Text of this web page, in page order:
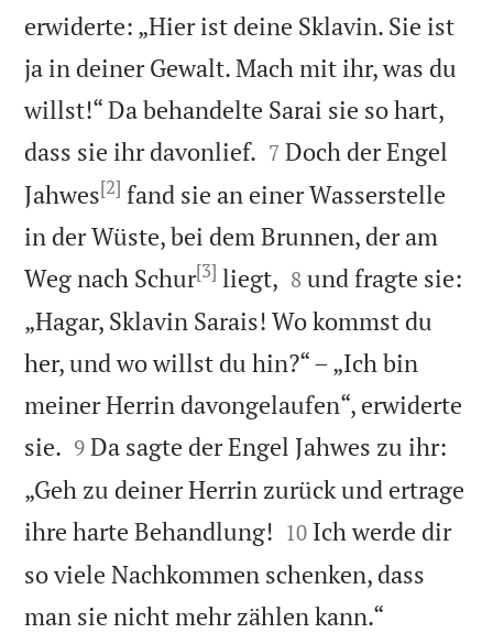
erwiderte: „Hier ist deine Sklavin. Sie ist
ja in deiner Gewalt. Mach mit ihr, was du
willst!“ Da behandelte Sarai sie so hart,
dass sie ihr davonlief. 

7 Doch der Engel
Jahwes[2] fand sie an einer Wasserstelle
in der Wüste, bei dem Brunnen, der am
Weg nach Schur[3] liegt, 

8 und fragte sie:
„Hagar, Sklavin Sarais! Wo kommst du
her, und wo willst du hin?“ – „Ich bin
meiner Herrin davongelaufen“, erwiderte
sie. 

9 Da sagte der Engel Jahwes zu ihr:
„Geh zu deiner Herrin zurück und ertrage
ihre harte Behandlung! 

10 Ich werde dir
so viele Nachkommen schenken, dass
man sie nicht mehr zählen kann.“